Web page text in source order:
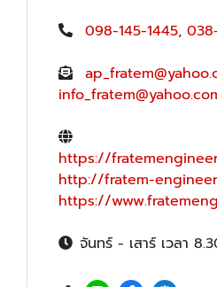
098-145-1445,
https://
http://fratem-
https://
จันทร์ - เสาร์ เวลา